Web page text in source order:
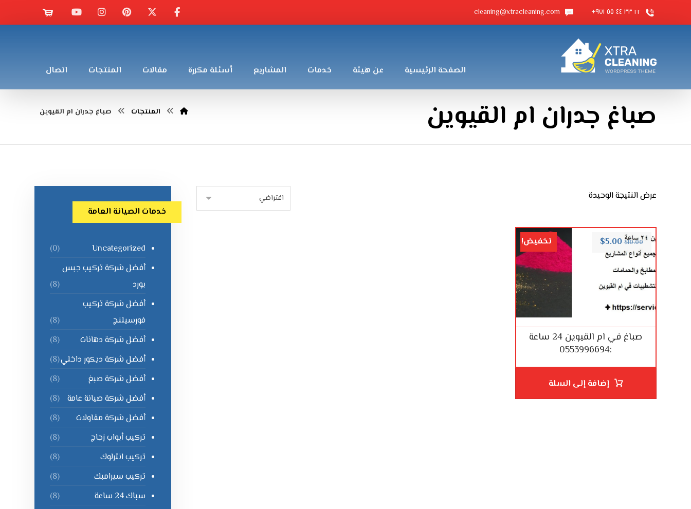
٢٢ ٣٣ ٤٤ ٥٥ ٩٧١+ cleaning@xtracleaning.com
الصفحة الرئيسية عن هيئة خدمات المشاريع أسئلة مكررة مقالات المنتجات اتصال
صباغ جدران ام القيوين المنتجات صباغ جدران ام القيوين
عرض النتيجة الوحيدة
صباغ في ام القيوين 24 ساعة
:0553996694
$10.00
$5.00 تخفيض!
إضافة إلى السلة
خدمات الصيانة العامة
Uncategorized
(0)
أفضل شركة تركيب جبس
بورد
(8)
أفضل شركة تركيب
فورسيلنج
(8)
أفضل شركة دهانات
(8)
أفضل شركة ديكور داخلي(8)
أفضل شركة صبغ
(8)
أفضل شركة صيانة عامة
(8)
أفضل شركة مقاولات
(8)
تركيب أبواب زجاج
(8)
تركيب انترلوك
(8)
تركيب سيرامبك
(8)
سباك 24 ساعة
(8)